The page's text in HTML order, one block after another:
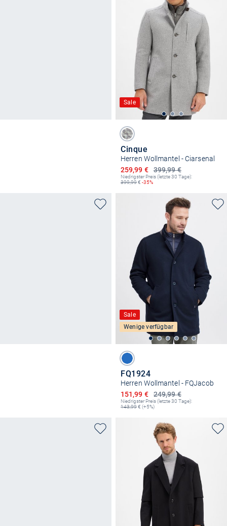
Sale
Cinque
Herren Wollmantel - Ciarsenal
399,99 €
Ermäßigter Preis
259,99 €
Niedrigster Preis (letzte 30 Tage):
399,99€ -35%
Sale
Wenige verfügbar
FQ1924
Herren Wollmantel - FQJacob
249,99 €
Ermäßigter Preis
151,99 €
Niedrigster Preis (letzte 30 Tage):
143,99€ (+5%)